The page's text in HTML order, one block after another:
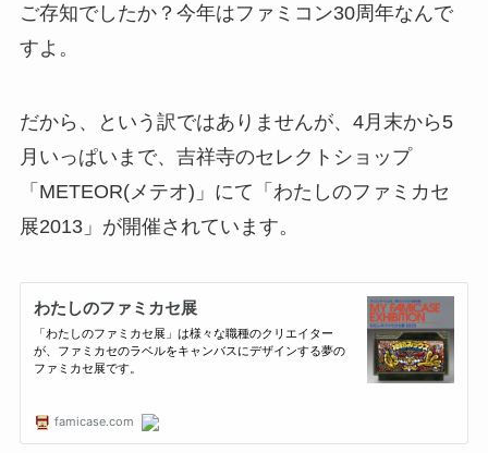
ご存知でしたか？今年はファミコン30周年なんで
すよ。
だから、という訳ではありませんが、4月末から5
月いっぱいまで、吉祥寺のセレクトショップ
「METEOR(メテオ)」にて「わたしのファミカセ
展2013」が開催されています。